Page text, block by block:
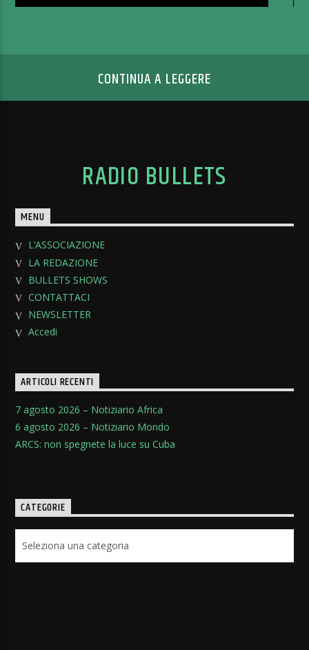
CONTINUA A LEGGERE
RADIO BULLETS
MENU
L’ASSOCIAZIONE
LA REDAZIONE
BULLETS SHOWS
CONTATTACI
NEWSLETTER
Accedi
ARTICOLI RECENTI
7 agosto 2026 – Notiziario Africa
6 agosto 2026 – Notiziario Mondo
ARCS: non spegnete la luce su Cuba
CATEGORIE